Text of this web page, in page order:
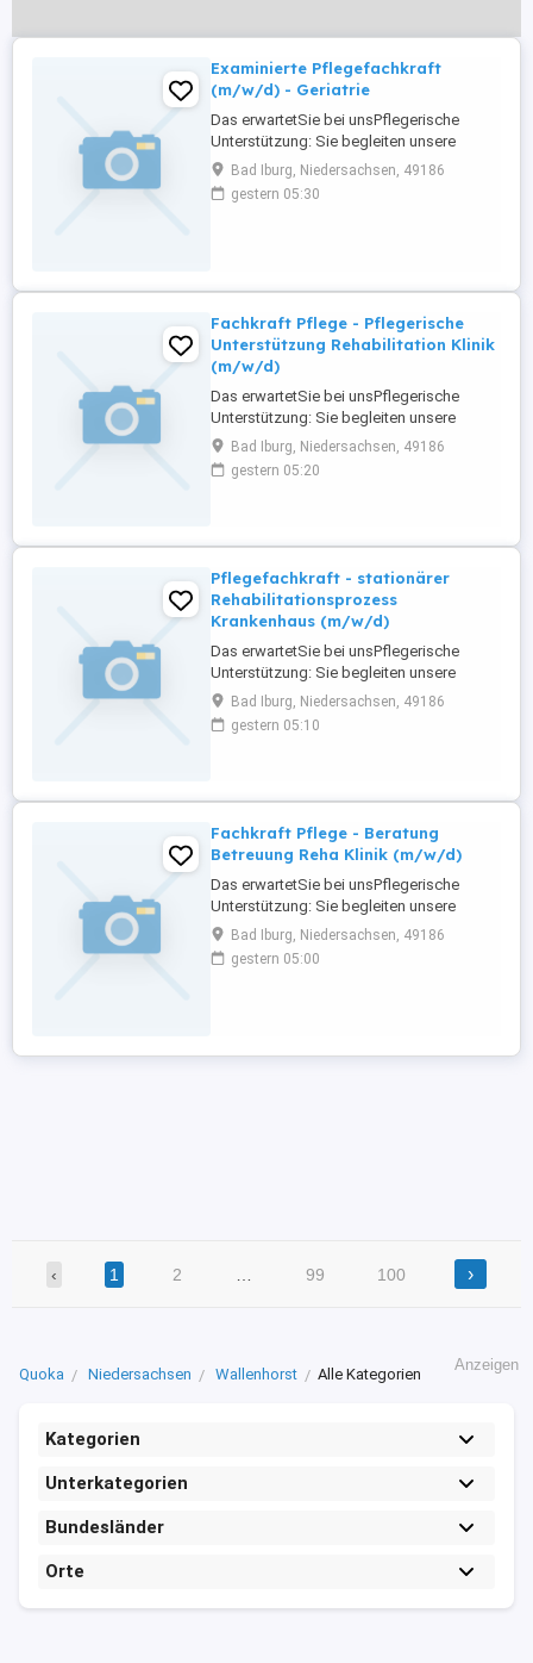
Examinierte Pflegefachkraft
(m/w/d) - Geriatrie
Das erwartetSie bei unsPflegerische
Unterstützung: Sie begleiten unsere
Patient innen durch den stationären
Rehabilitationsprozess mit dem Ziel, eine
möglichst selbstständige
Durchführung erforderlicher pflegerischer
Bad Iburg, Niedersachsen, 49186
gestern 05:30
Fachkraft Pflege - Pflegerische
Unterstützung Rehabilitation Klinik
(m/w/d)
Das erwartetSie bei unsPflegerische
Unterstützung: Sie begleiten unsere
Patient innen durch den stationären
Rehabilitationsprozess mit dem Ziel, eine
möglichst selbstständige
fachgerecht die aktivierende
Durchführung erforderlicher pflegerischer
...
Bad Iburg, Niedersachsen, 49186
gestern 05:20
Pflegefachkraft - stationärer
Rehabilitationsprozess
Krankenhaus (m/w/d)
Das erwartetSie bei unsPflegerische
Unterstützung: Sie begleiten unsere
Patient innen durch den stationären
Rehabilitationsprozess mit dem Ziel, eine
möglichst selbstständige
fachgerecht die aktivierende
Durchführung erforderlicher pflegerischer
...
Bad Iburg, Niedersachsen, 49186
gestern 05:10
Fachkraft Pflege - Beratung
Betreuung Reha Klinik (m/w/d)
Das erwartetSie bei unsPflegerische
Unterstützung: Sie begleiten unsere
Patient innen durch den stationären
Rehabilitationsprozess mit dem Ziel, eine
möglichst selbstständige
Durchführung erforderlicher pflegerischer
Bad Iburg, Niedersachsen, 49186
gestern 05:00
‹ 1 2 99 100 ›
Quoka Niedersachsen Wallenhorst Alle Kategorien
Kategorien
Unterkategorien
Bundesländer
Orte
Anzeigen